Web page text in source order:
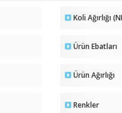
Koli Ağırlığı
Ürün Ebatları
Ürün Ağırlığı
Renkler